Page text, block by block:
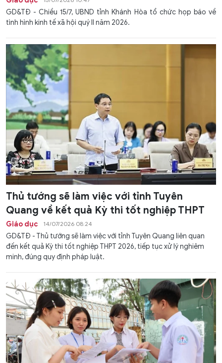
GD&TĐ - Chiều 15/7, UBND tỉnh Khánh Hòa tổ chức họp báo về
tình hình kinh tế xã hội quý II năm 2026.
Thủ tướng sẽ làm việc với tỉnh Tuyên
Quang về kết quả Kỳ thi tốt nghiệp THPT
Giáo dục 14/07/2026 08:24
GD&TĐ - Thủ tướng sẽ làm việc với tỉnh Tuyên Quang liên quan
đến kết quả Kỳ thi tốt nghiệp THPT 2026, tiếp tục xử lý nghiêm
minh, đúng quy định pháp luật.